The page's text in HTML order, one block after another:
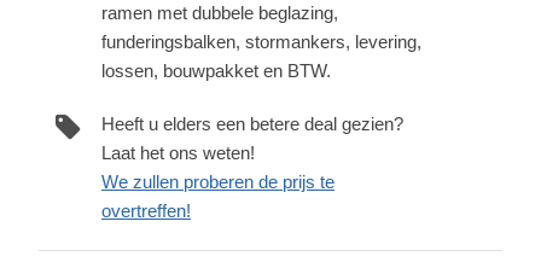
ramen met dubbele beglazing,
funderingsbalken, stormankers, levering,
lossen, bouwpakket en BTW.
Heeft u elders een betere deal gezien?
Laat het ons weten!
We zullen proberen de prijs te
overtreffen!